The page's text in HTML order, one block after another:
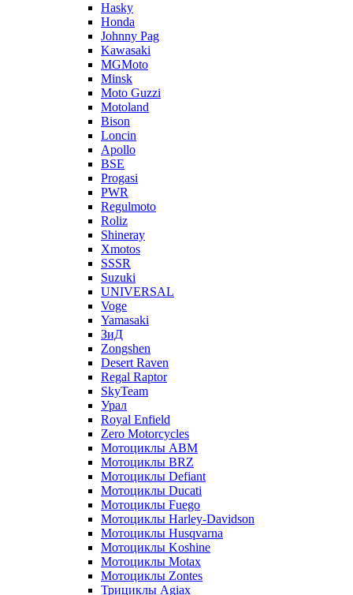
Hasky
Honda
Johnny Pag
Kawasaki
MGMoto
Minsk
Moto Guzzi
Motoland
Bison
Loncin
Apollo
BSE
Progasi
PWR
Regulmoto
Roliz
Shineray
Xmotos
SSSR
Suzuki
UNIVERSAL
Voge
Yamasaki
ЗиД
Zongshen
Desert Raven
Regal Raptor
SkyTeam
Урал
Royal Enfield
Zero Motorcycles
Мотоциклы ABM
Мотоциклы BRZ
Мотоциклы Defiant
Мотоциклы Ducati
Мотоциклы Fuego
Мотоциклы Harley-Davidson
Мотоциклы Husqvarna
Мотоциклы Koshine
Мотоциклы Motax
Мотоциклы Zontes
Трициклы Agiax